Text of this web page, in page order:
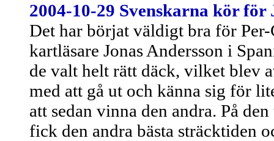
2004-10-29 Svenskarna kör
Det har börjat väldigt bra för
kartläsare Jonas Andersson i
de valt helt rätt däck, vilket blev
med att gå ut och känna sig för
att sedan vinna den andra. På
fick den andra bästa sträcktiden